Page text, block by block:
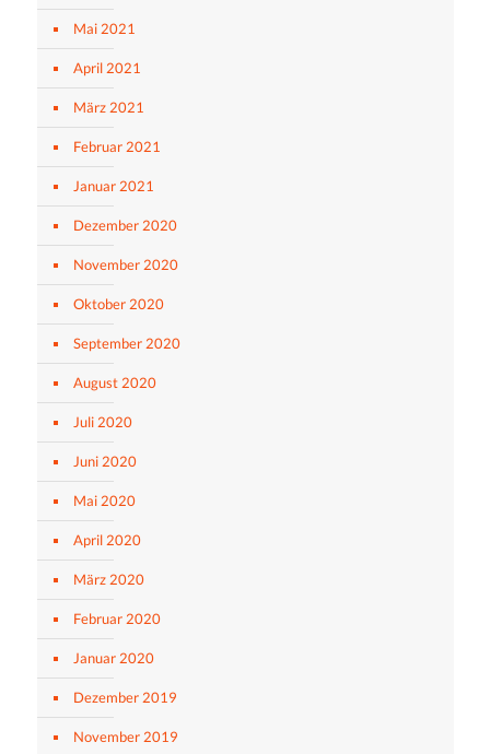
Mai 2021
April 2021
März 2021
Februar 2021
Januar 2021
Dezember 2020
November 2020
Oktober 2020
September 2020
August 2020
Juli 2020
Juni 2020
Mai 2020
April 2020
März 2020
Februar 2020
Januar 2020
Dezember 2019
November 2019